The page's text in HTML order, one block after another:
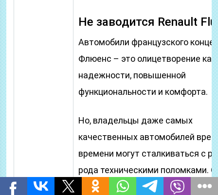
Не заводится Renault
Автомобили французского
Флюенс – это олицетворение
надежности, повышенной
функциональности и комфорта.
Но, владельцы даже самых
качественных автомобилей
времени могут сталкиваться с
рода техническими поломками.
обосновываются не только